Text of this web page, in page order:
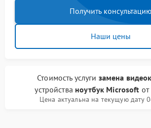
Получить консультацию
Наши цены
Стоимость услуги замена
устройства ноутбук Microsoft от
Цена актуальна на текущую дату